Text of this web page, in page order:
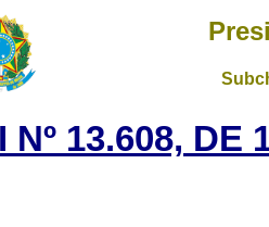
Nº 13.608, DE